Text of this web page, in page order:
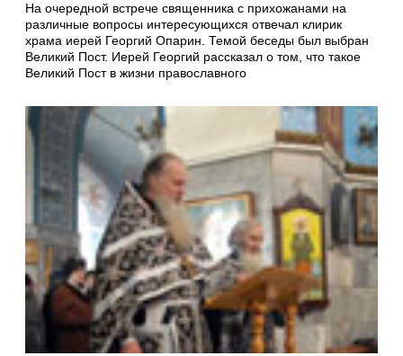
На очередной встрече священника с прихожанами на
различные вопросы интересующихся отвечал клирик
храма иерей Георгий Опарин. Темой беседы был выбран
Великий Пост. Иерей Георгий рассказал о том, что такое
Великий Пост в жизни православного